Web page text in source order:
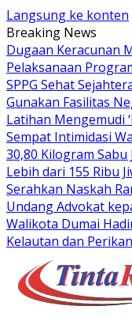
Langsung ke konten
Breaking News
Dugaan Keracunan
Pelaksanaan
SPPG Sehat
Gunakan Fasilitas
Latihan Mengemudi
Sempat Intimidasi
30,80 Kilogram
Lebih dari 155 Ribu
Serahkan Naskah
Undang Advokat
Walikota Dumai
Kelautan dan